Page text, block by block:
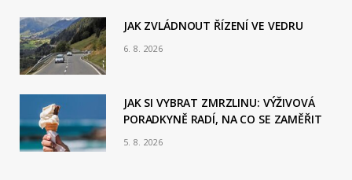
k
JAK ZVLÁDNOUT ŘÍZENÍ VE VEDRU
6. 8. 2026
JAK SI VYBRAT ZMRZLINU: VÝŽIVOVÁ
PORADKYNĚ RADÍ, NA CO SE ZAMĚŘIT
5. 8. 2026